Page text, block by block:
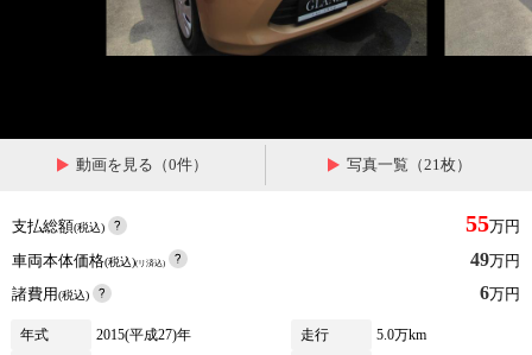
動画を見る（0件） 写真一覧（21枚）
支払総額(税込) 55万円
車両本体価格(税込)(リ済込) 49万円
諸費用(税込) 6万円
年式 2015(平成27)年 走行
5.0万km